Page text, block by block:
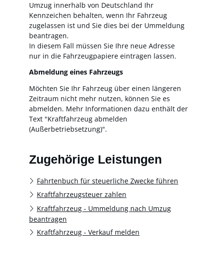
Umzug innerhalb von Deutschland Ihr
Kennzeichen behalten, wenn Ihr Fahrzeug
zugelassen ist und Sie dies bei der Ummeldung
beantragen.
In diesem Fall müssen Sie Ihre neue Adresse
nur in die Fahrzeugpapiere eintragen lassen.
Abmeldung eines Fahrzeugs
Möchten Sie Ihr Fahrzeug über einen längeren
Zeitraum nicht mehr nutzen, können Sie es
abmelden. Mehr Informationen dazu enthält der
Text "Kraftfahrzeug abmelden
(Außerbetriebsetzung)".
Zugehörige Leistungen
Fahrtenbuch für steuerliche Zwecke führen
Kraftfahrzeugsteuer zahlen
Kraftfahrzeug - Ummeldung nach Umzug
beantragen
Kraftfahrzeug - Verkauf melden